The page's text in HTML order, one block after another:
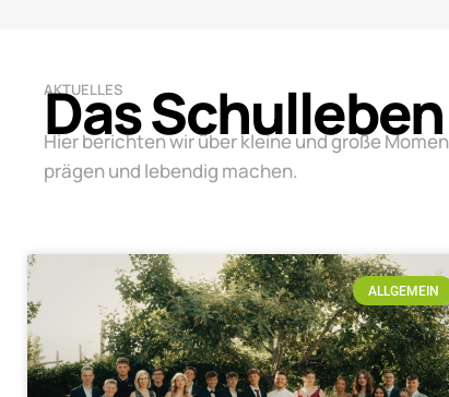
AKTUELLES
Das
Hier berichten wir über kleine und große
prägen und lebendig machen.
ALLGEMEIN